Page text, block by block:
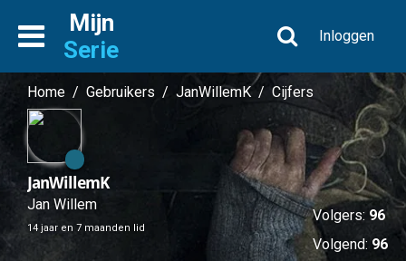
Mijn
Serie
Inloggen
Home / Gebruikers / JanWillemK/ Cijfers
JanWillemK
Jan Willem
14 jaar en 7 maanden lid
Volgers: 96
Volgend: 96